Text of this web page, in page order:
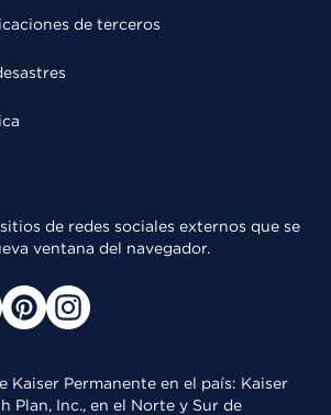
de terceros
de redes sociales externos que se
ventana del navegador.
Kaiser Permanente en el país: Kaiser
Plan, Inc., en el Norte y Sur de